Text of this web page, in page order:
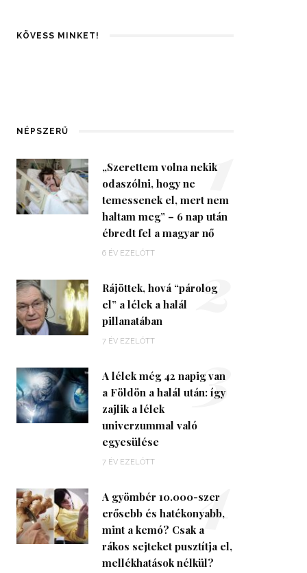
KÖVESS MINKET!
NÉPSZERŰ
„Szerettem volna nekik
odaszólni, hogy ne
temessenek el, mert nem
haltam meg” – 6 nap után
ébredt fel a magyar nő
6 ÉV EZELŐTT
1
Rájöttek, hová “párolog
el” a lélek a halál
pillanatában
7 ÉV EZELŐTT
2
A lélek még 42 napig van
a Földön a halál után: így
zajlik a lélek
univerzummal való
egyesülése
7 ÉV EZELŐTT
3
A gyömbér 10.000-szer
erősebb és hatékonyabb,
mint a kemó? Csak a
rákos sejteket pusztítja el,
mellékhatások nélkül?
4